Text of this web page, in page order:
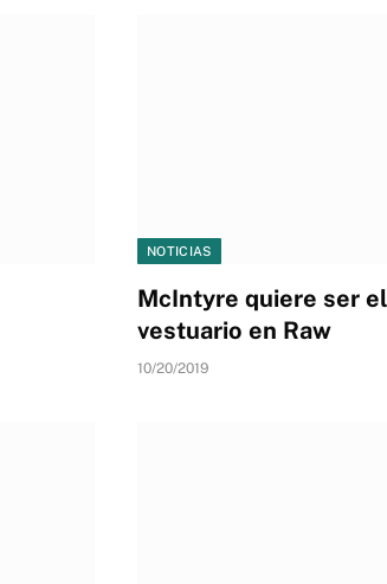
NOTICIAS
McIntyre quiere ser
vestuario en Raw
10/20/2019